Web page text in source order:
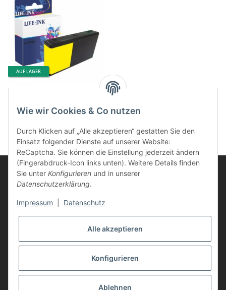
AUF LAGER
Life-Ink Patrone ersetzt
9,90 €*
Kunden Service
* Alle Preise inkl. gesetzlicher USt., zzgl.Versand
Wie wir Cookies & Co nutzen
Durch Klicken auf „Alle akzeptieren“ gestatten Sie den
Einsatz folgender Dienste auf unserer Website:
ReCaptcha. Sie können die Einstellung jederzeit ändern
(Fingerabdruck-Icon links unten). Weitere Details finden
Sie unter Konfigurieren und in unserer
Datenschutzerklärung.
Impressum Datenschutz
Alle akzeptieren
Konfigurieren
Ablehnen